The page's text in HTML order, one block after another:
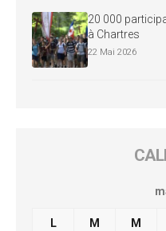
20 000
à Chartres
22 Mai 2026
L M M